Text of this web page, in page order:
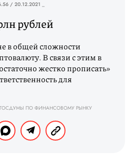
/ 20.12.2021 _
рублей
в общей сложности
В связи с этим в
жестко прописать»
для
ПО ФИНАНСОВОМУ РЫНКУ